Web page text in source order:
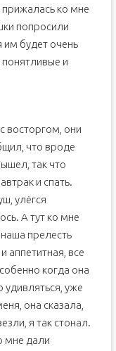
прижалась ко мне
попросили
им будет очень
и
восторгом, они
что вроде
так что
и спать.
улёгся
А тут ко мне
прелесть
аппетитная, все
когда она
удивляться, уже
она сказала,
я так стонал.
мне дали